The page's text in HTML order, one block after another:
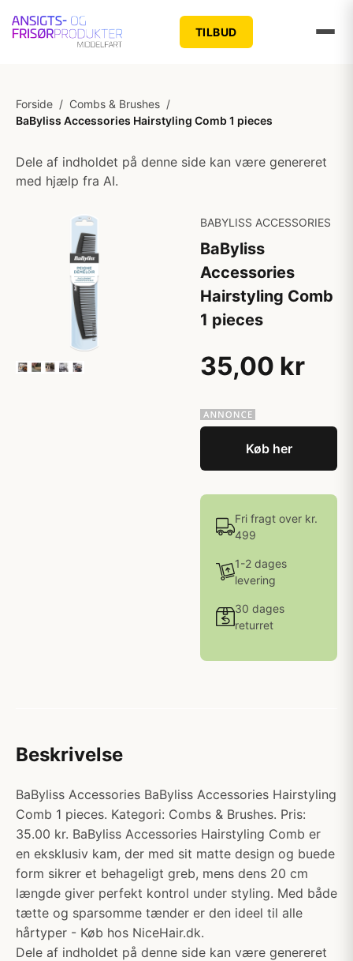
TILBUD
Forside / Combs & Brushes /
BaByliss Accessories Hairstyling Comb 1 pieces
Dele af indholdet på denne side kan være genereret
med hjælp fra AI.
BABYLISS ACCESSORIES
BaByliss
Accessories
Hairstyling Comb
1 pieces
35,00 kr
Køb her
Fri fragt over kr.
499
1-2 dages
levering
30 dages
returret
Beskrivelse
BaByliss Accessories BaByliss Accessories Hairstyling
Comb 1 pieces. Kategori: Combs & Brushes. Pris:
35.00 kr. BaByliss Accessories Hairstyling Comb er
en eksklusiv kam, der med sit matte design og buede
form sikrer et behageligt greb, mens dens 20 cm
længde giver perfekt kontrol under styling. Med både
tætte og sparsomme tænder er den ideel til alle
hårtyper - Køb hos NiceHair.dk.
Dele af indholdet på denne side kan være genereret